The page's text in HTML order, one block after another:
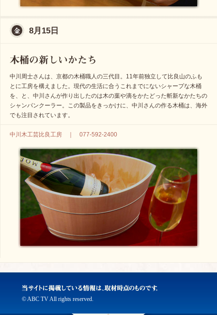
8月15日
中川周士さんは、京都の木桶職人の三代目。11年前独立して比良山のふも
とに工房を構えました。現代の生活に合うこれまでにないシャープな木桶
を、と、中川さんが作り出したのは木の葉や滴をかたどった斬新なかたちの
シャンパンクーラー。この製品をきっかけに、中川さんの作る木桶は、海外
でも注目されています。
中川木工芸比良工房 ｜ 077-592-2400
© ABC TV All rights reserved.